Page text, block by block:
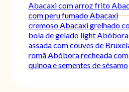
Abacaxi com arroz frito
com peru fumadoAbacaxi
cremosoAbacaxi grelhado
bola de gelado lightAbóbora
assada com couves de
romãAbóbora recheada com
quinoa e sementes de sésamo